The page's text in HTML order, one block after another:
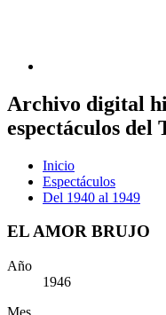
Archivo digital
espectáculos del
Inicio
Espectáculos
Del 1940 al 1949
EL AMOR BRUJO
Año
1946
Mes